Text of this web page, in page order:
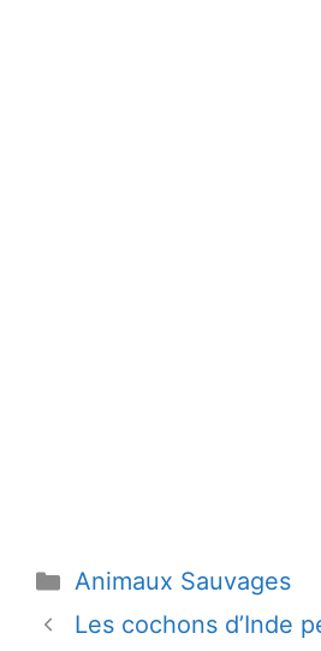
Catégories
Animaux Sauvages
Les cochons d’Inde